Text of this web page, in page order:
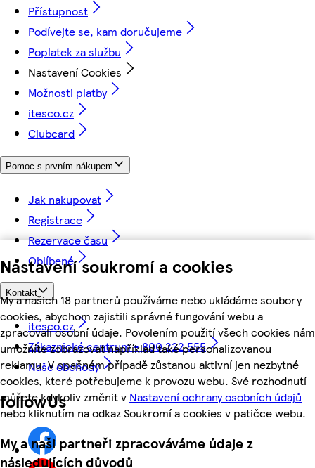
Nastavení soukromí a cookies
My a našich 18 partnerů používáme nebo ukládáme soubory
cookies, abychom zajistili správné fungování webu a
zpracovali osobní údaje. Povolením použití všech cookies nám
umožníte zobrazovat například také personalizovanou
reklamu. V opačném případě zůstanou aktivní jen nezbytné
cookies, které potřebujeme k provozu webu. Své rozhodnutí
můžete kdykoliv změnit v Nastavení ochrany osobních údajů
nebo kliknutím na odkaz Soukromí a cookies v patičce webu.
My a naši partneři zpracováváme údaje z
následujících důvodů
Přístupnost
Podívejte se, kam doručujeme
Poplatek za službu
Nastavení Cookies
Možnosti platby
itesco.cz
Clubcard
Pomoc s prvním nákupem
Jak nakupovat
Registrace
Rezervace času
Oblíbené
Kontakt
itesco.cz
Zákaznické centrum - 800 222 555
Naše obchody
followUs